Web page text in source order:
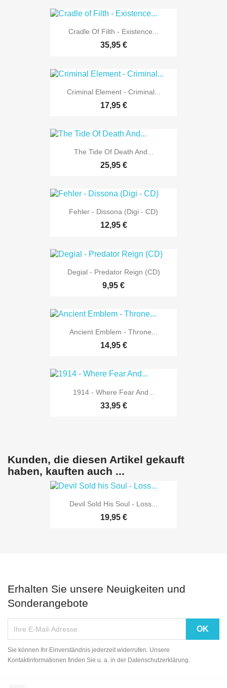
Cradle Of Filth - Existence...
35,95 €
Criminal Element - Criminal...
17,95 €
The Tide Of Death And...
25,95 €
Fehler - Dissona (Digi - CD)
12,95 €
Degial - Predator Reign (CD)
9,95 €
Ancient Emblem - Throne...
14,95 €
1914 - Where Fear And...
33,95 €
Kunden, die diesen Artikel gekauft
haben, kauften auch ...
Devil Sold His Soul - Loss...
19,95 €
Erhalten Sie unsere Neuigkeiten und
Sonderangebote
Sie können Ihr Einverständnis jederzeit widerrufen. Unsere
Kontaktinformationen finden Sie u. a. in der Datenschutzerklärung.